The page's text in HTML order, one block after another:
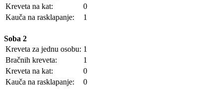
Kreveta na kat:
0
Kauča na rasklapanje:
1
Soba 2
Kreveta za jednu osobu: 1
Bračnih kreveta:
1
Kreveta na kat:
0
Kauča na rasklapanje:
0